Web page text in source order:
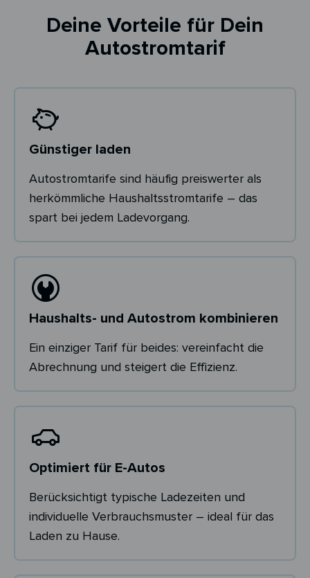
Deine Vorteile für Dein
Autostromtarif
Günstiger laden
Autostromtarife sind häufig preiswerter als
herkömmliche Haushaltsstromtarife – das
spart bei jedem Ladevorgang.
Haushalts- und Autostrom kombinieren
Ein einziger Tarif für beides: vereinfacht die
Abrechnung und steigert die Effizienz.
Optimiert für E-Autos
Berücksichtigt typische Ladezeiten und
individuelle Verbrauchsmuster – ideal für das
Laden zu Hause.